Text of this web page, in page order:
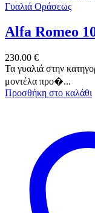
Γυαλιά Οράσεως
Alfa Romeo
230.00 €
Τα γυαλιά στην
μοντέλα προ�...
Προσθήκη στο καλάθι